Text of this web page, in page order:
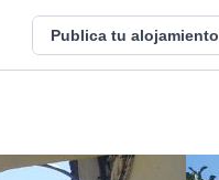
Publica tu alojamiento